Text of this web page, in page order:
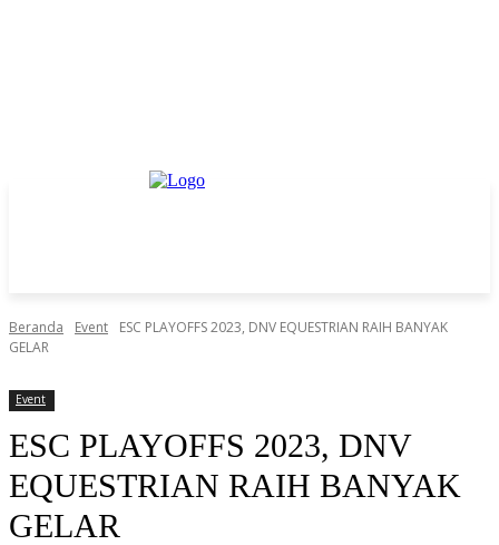
Beranda Event
ESC PLAYOFFS 2023, DNV EQUESTRIAN RAIH BANYAK
GELAR
Event
ESC PLAYOFFS 2023, DNV
EQUESTRIAN RAIH BANYAK
GELAR